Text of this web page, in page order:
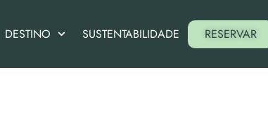
RESERVAR
DESTINO SUSTENTABILIDADE